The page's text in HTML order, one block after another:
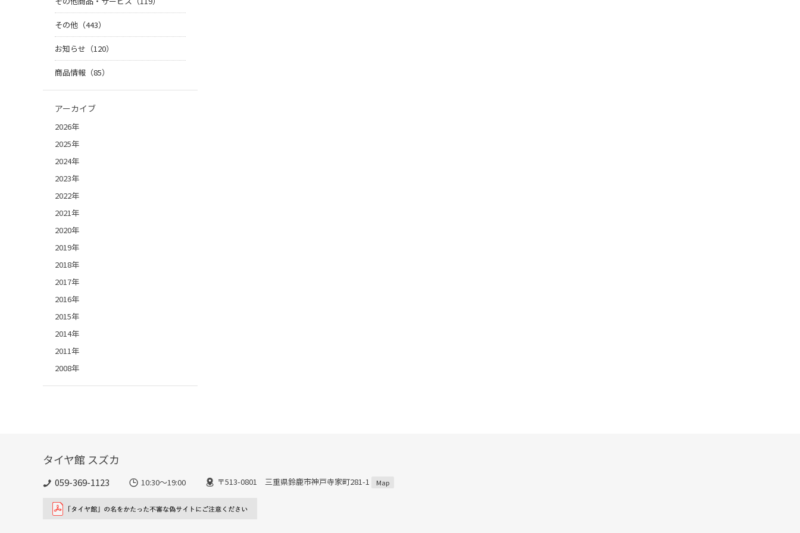
その他（443）
お知らせ（120）
商品情報（85）
アーカイブ
2026年
2025年
2024年
2023年
2022年
2021年
2020年
2019年
2018年
2017年
2016年
2015年
2014年
2011年
2008年
タイヤ館 スズカ
059-369-1123 10:30～19:00 〒513-0801 三重県鈴鹿市神戸寺家町281-1 Map